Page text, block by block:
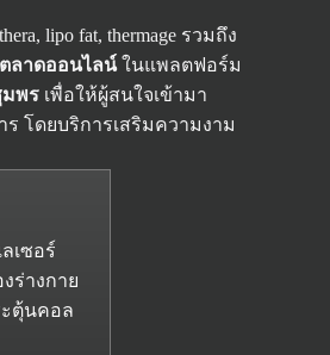
lipo fat, thermage รวมถึง
ลาดออนไลน์ในแพลตฟอร์ม
พร เพื่อให้ผู้สนใจเข้ามา
โดยบริการเสริมความงาม
เซอร์
ร่างกาย
ตุ้นคอล